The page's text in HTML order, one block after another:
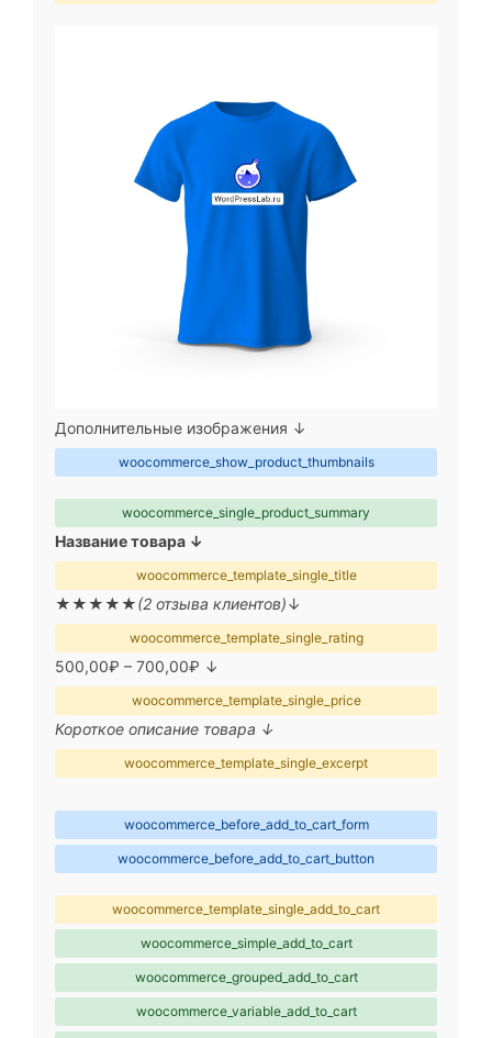
Дополнительные изображения ↓
woocommerce_show_product_thumbnails
woocommerce_single_product_summary
Название товара ↓
woocommerce_template_single_title
★★★★★(2 отзыва клиентов)↓
woocommerce_template_single_rating
500,00₽ – 700,00₽ ↓
woocommerce_template_single_price
Короткое описание товара ↓
woocommerce_template_single_excerpt
woocommerce_before_add_to_cart_form
woocommerce_before_add_to_cart_button
woocommerce_template_single_add_to_cart
woocommerce_simple_add_to_cart
woocommerce_grouped_add_to_cart
woocommerce_variable_add_to_cart